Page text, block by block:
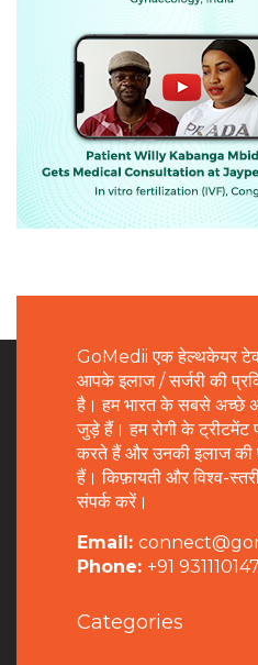
GoMedii एक हेल्थकेयर
आपके इलाज / सर्जरी की
है। हम भारत के सबसे अच्छे
जुड़े हैं। हम रोगी के ट्रीटमेंट
करते हैं और उनकी इलाज की
हैं। किफ़ायती और विश्व-
संपर्क करें।
Email:
Phone: +91
Categories